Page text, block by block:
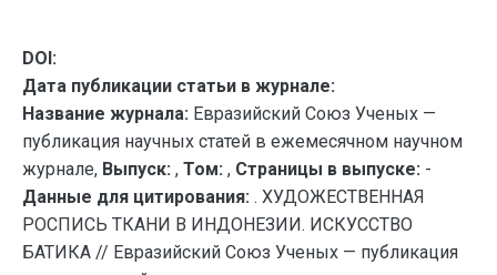
DOI:
Дата публикации статьи в журнале:
Название журнала: Евразийский Союз Ученых —
публикация научных статей в ежемесячном научном
журнале, Выпуск: , Том: , Страницы в выпуске: -
Данные для цитирования: . ХУДОЖЕСТВЕННАЯ
РОСПИСЬ ТКАНИ В ИНДОНЕЗИИ. ИСКУССТВО
БАТИКА // Евразийский Союз Ученых — публикация